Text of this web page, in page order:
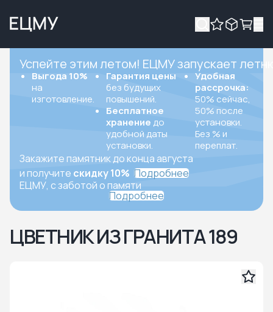
Успейте этим летом! ЕЦМУ запускает
Выгода 10%
на
изготовление.
Гарантия цены
без будущих
повышений.
Бесплатное
хранение до
удобной даты
установки.
Удобная
рассрочка:
50% сейчас,
50% после
установки.
Без % и
переплат.
Закажите памятник до конца августа
и получите скидку 10% Подробнее
ЕЦМУ, с заботой о памяти
Подробнее
ЦВЕТНИК ИЗ ГРАНИТА 189